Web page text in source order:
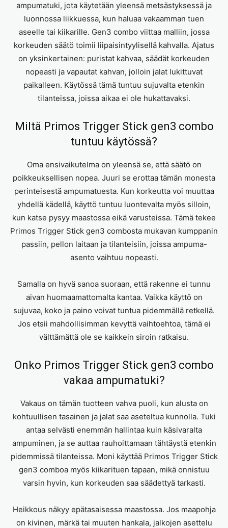
ampumatuki, jota käytetään yleensä metsästyksessä ja
luonnossa liikkuessa, kun haluaa vakaamman tuen
aseelle tai kiikarille. Gen3 combo viittaa malliin, jossa
korkeuden säätö toimii liipaisintyylisellä kahvalla. Ajatus
on yksinkertainen: puristat kahvaa, säädät korkeuden
nopeasti ja vapautat kahvan, jolloin jalat lukittuvat
paikalleen. Käytössä tämä tuntuu sujuvalta etenkin
tilanteissa, joissa aikaa ei ole hukattavaksi.
Miltä Primos Trigger Stick gen3 combo
tuntuu käytössä?
Oma ensivaikutelma on yleensä se, että säätö on
poikkeuksellisen nopea. Juuri se erottaa tämän monesta
perinteisestä ampumatuesta. Kun korkeutta voi muuttaa
yhdellä kädellä, käyttö tuntuu luontevalta myös silloin,
kun katse pysyy maastossa eikä varusteissa. Tämä tekee
Primos Trigger Stick gen3 combosta mukavan kumppanin
passiin, pellon laitaan ja tilanteisiin, joissa ampuma-
asento vaihtuu nopeasti.
Samalla on hyvä sanoa suoraan, että rakenne ei tunnu
aivan huomaamattomalta kantaa. Vaikka käyttö on
sujuvaa, koko ja paino voivat tuntua pidemmällä retkellä.
Jos etsii mahdollisimman kevyttä vaihtoehtoa, tämä ei
välttämättä ole se kaikkein siroin ratkaisu.
Onko Primos Trigger Stick gen3 combo
vakaa ampumatuki?
Vakaus on tämän tuotteen vahva puoli, kun alusta on
kohtuullisen tasainen ja jalat saa aseteltua kunnolla. Tuki
antaa selvästi enemmän hallintaa kuin käsivaralta
ampuminen, ja se auttaa rauhoittamaan tähtäystä etenkin
pidemmissä tilanteissa. Moni käyttää Primos Trigger Stick
gen3 comboa myös kiikarituen tapaan, mikä onnistuu
varsin hyvin, kun korkeuden saa säädettyä tarkasti.
Heikkous näkyy epätasaisessa maastossa. Jos maapohja
on kivinen, märkä tai muuten hankala, jalkojen asettelu